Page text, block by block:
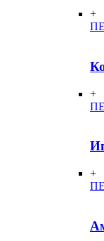
+
+
+